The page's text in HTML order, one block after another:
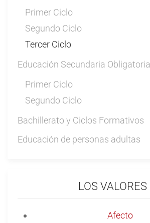
Primer Ciclo
Segundo Ciclo
Tercer Ciclo
Educación Secundaria Obligatoria
Primer Ciclo
Segundo Ciclo
Bachillerato y Ciclos Formativos
Educación de personas adultas
LOS VALORES
Afecto